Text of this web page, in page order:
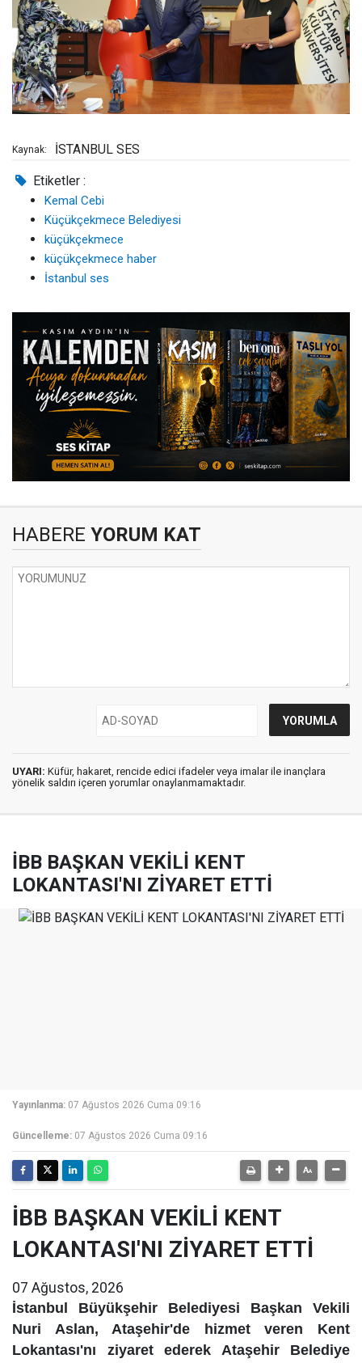
Kaynak: İSTANBUL SES
Etiketler :
Kemal Cebi
Küçükçekmece Belediyesi
küçükçekmece
küçükçekmece haber
İstanbul ses
HABERE YORUM KAT
UYARI: Küfür, hakaret, rencide edici ifadeler veya imalar ile inançlara
yönelik saldırı içeren yorumlar onaylanmamaktadır.
İBB BAŞKAN VEKİLİ KENT
LOKANTASI'NI ZİYARET ETTİ
Yayınlanma: 07 Ağustos 2026 Cuma 09:16
Güncelleme: 07 Ağustos 2026 Cuma 09:16
İBB BAŞKAN VEKİLİ KENT
LOKANTASI'NI ZİYARET ETTİ
07 Ağustos, 2026
İstanbul Büyükşehir Belediyesi Başkan Vekili
Nuri Aslan, Ataşehir'de hizmet veren Kent
Lokantası'nı ziyaret ederek Ataşehir Belediye